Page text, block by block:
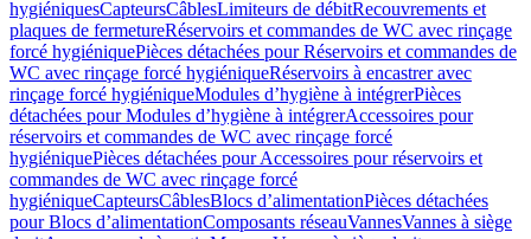
hygiéniquesCapteursCâblesLimiteurs de débitRecouvrements et
plaques de fermetureRéservoirs et commandes de WC avec rinçage
forcé hygiéniquePièces détachées pour Réservoirs et commandes de
WC avec rinçage forcé hygiéniqueRéservoirs à encastrer avec
rinçage forcé hygiéniqueModules d’hygiène à intégrerPièces
détachées pour Modules d’hygiène à intégrerAccessoires pour
réservoirs et commandes de WC avec rinçage forcé
hygiéniquePièces détachées pour Accessoires pour réservoirs et
commandes de WC avec rinçage forcé
hygiéniqueCapteursCâblesBlocs d’alimentationPièces détachées
pour Blocs d’alimentationComposants réseauVannesVannes à siège